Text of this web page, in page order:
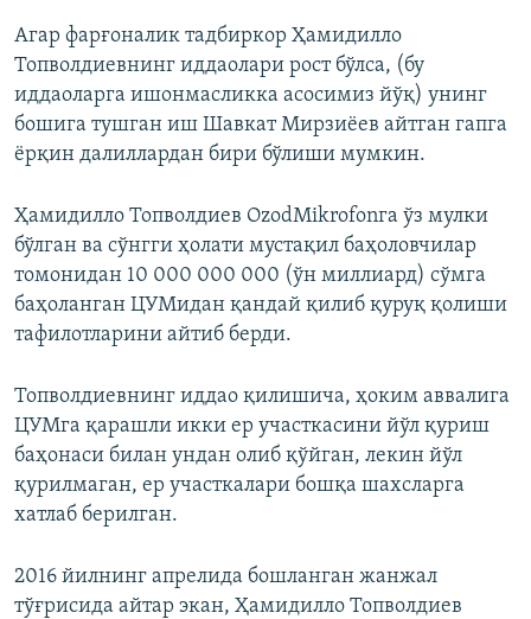
Агар фарғоналик тадбиркор Ҳамидилло
Топволдиевнинг иддаолари рост бўлса, (бу
иддаоларга ишонмасликка асосимиз йўқ) унинг
бошига тушган иш Шавкат Мирзиёев айтган гапга
ёрқин далиллардан бири бўлиши мумкин.
Ҳамидилло Топволдиев OzodMikrofonга ўз мулки
бўлган ва сўнгги ҳолати мустақил баҳоловчилар
томонидан 10 000 000 000 (ўн миллиард) сўмга
баҳоланган ЦУМидан қандай қилиб қуруқ қолиши
тафилотларини айтиб берди.
Топволдиевнинг иддао қилишича, ҳоким аввалига
ЦУМга қарашли икки ер участкасини йўл қуриш
баҳонаси билан ундан олиб қўйган, лекин йўл
қурилмаган, ер участкалари бошқа шахсларга
хатлаб берилган.
2016 йилнинг апрелида бошланган жанжал
тўғрисида айтар экан, Ҳамидилло Топволдиев